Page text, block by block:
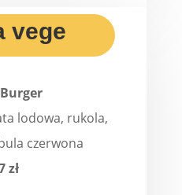
vege
lodowa, rukola,
czerwona
zł